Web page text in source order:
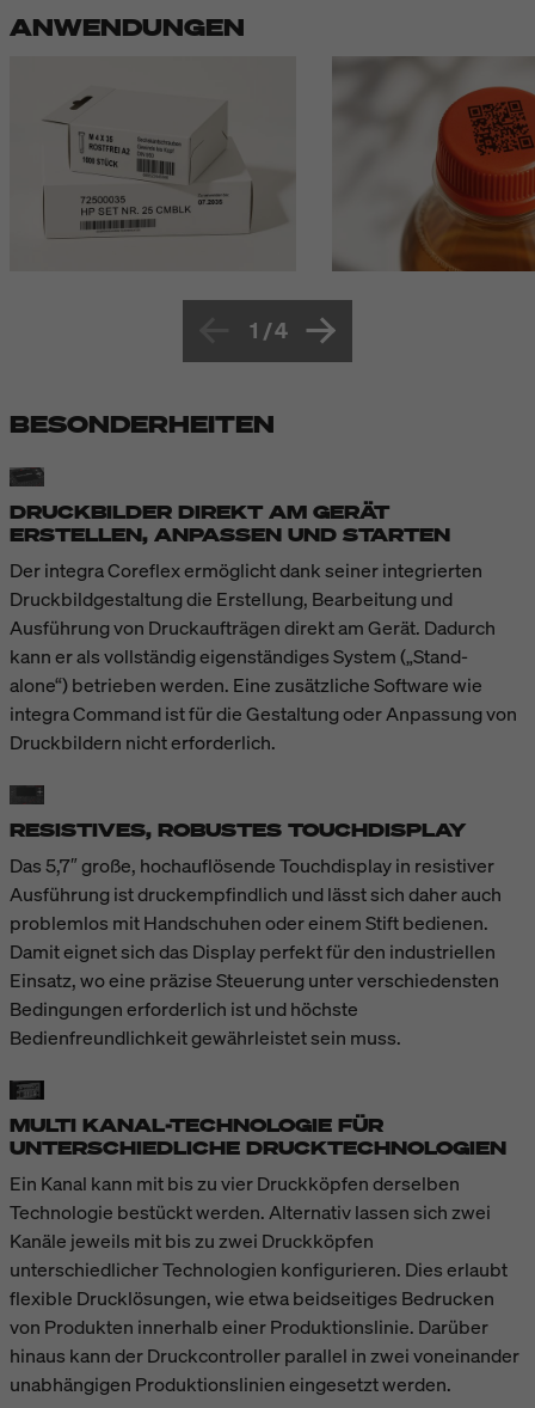
ANWENDUNGEN
1 /4
BESONDERHEITEN
DRUCKBILDER DIREKT AM GERÄT
ERSTELLEN, ANPASSEN UND STARTEN
Der integra Coreflex ermöglicht dank seiner integrierten
Druckbildgestaltung die Erstellung, Bearbeitung und
Ausführung von Druckaufträgen direkt am Gerät. Dadurch
kann er als vollständig eigenständiges System („Stand-
alone“) betrieben werden. Eine zusätzliche Software wie
integra Command ist für die Gestaltung oder Anpassung von
Druckbildern nicht erforderlich.
RESISTIVES, ROBUSTES TOUCHDISPLAY
Das 5,7″ große, hochauflösende Touchdisplay in resistiver
Ausführung ist druckempfindlich und lässt sich daher auch
problemlos mit Handschuhen oder einem Stift bedienen.
Damit eignet sich das Display perfekt für den industriellen
Einsatz, wo eine präzise Steuerung unter verschiedensten
Bedingungen erforderlich ist und höchste
Bedienfreundlichkeit gewährleistet sein muss.
MULTI KANAL-TECHNOLOGIE FÜR
UNTERSCHIEDLICHE DRUCKTECHNOLOGIEN
Ein Kanal kann mit bis zu vier Druckköpfen derselben
Technologie bestückt werden. Alternativ lassen sich zwei
Kanäle jeweils mit bis zu zwei Druckköpfen
unterschiedlicher Technologien konfigurieren. Dies erlaubt
flexible Drucklösungen, wie etwa beidseitiges Bedrucken
von Produkten innerhalb einer Produktionslinie. Darüber
hinaus kann der Druckcontroller parallel in zwei voneinander
unabhängigen Produktionslinien eingesetzt werden.